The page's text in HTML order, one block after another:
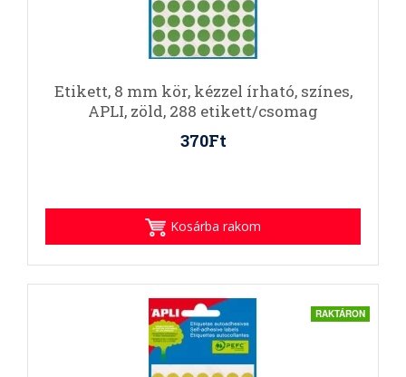
Etikett, 8 mm kör, kézzel írható, színes,
APLI, zöld, 288 etikett/csomag
370Ft
Kosárba rakom
RAKTÁRON